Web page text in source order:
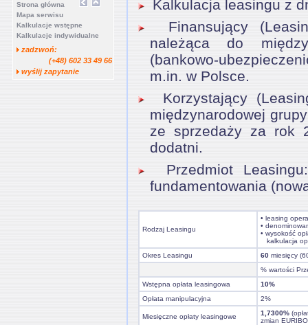
Strona główna
Mapa serwisu
Kalkulacje wstępne
Kalkulacje indywidualne
zadzwoń:
(+48) 602 33 49 66
wyślij zapytanie
Kalkulacja leasingu z
Finansujący
należąca do
(bankowo-
m.in. w Polsce.
Korzystający
międzynarodowej
ze sprzedaży za rok
dodatni.
Przedmiot
fundamentowania
Rodzaj Leasingu
• leasing
•
• wysokość
kalkulacja
Okres Leasingu
60 miesięcy
% wartości
Wstępna opłata leasingowa
10%
Opłata manipulacyjna
2%
Miesięczne opłaty leasingowe 1,7300%
zmian